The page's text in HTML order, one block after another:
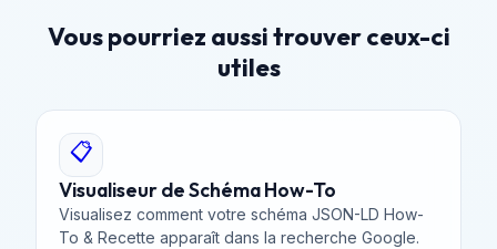
Vous pourriez aussi trouver ceux-ci
utiles
📋
Visualiseur de Schéma How-To
Visualisez comment votre schéma JSON-LD How-
To & Recette apparaît dans la recherche Google.